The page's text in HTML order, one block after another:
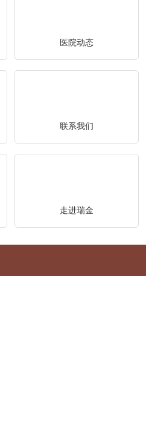
医院动态
联系我们
走进瑞金